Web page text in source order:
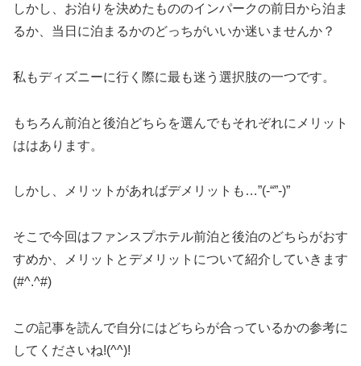
しかし、お泊りを決めたもののインパークの前日から泊ま
るか、当日に泊まるかのどっちがいいか迷いませんか？
私もディズニーに行く際に最も迷う選択肢の一つです。
もちろん前泊と後泊どちらを選んでもそれぞれにメリット
ははあります。
しかし、メリットがあればデメリットも…”(-“”-)”
そこで今回はファンスプホテル前泊と後泊のどちらがおす
すめか、メリットとデメリットについて紹介していきます
(#^.^#)
この記事を読んで自分にはどちらが合っているかの参考に
してくださいね!(^^)!